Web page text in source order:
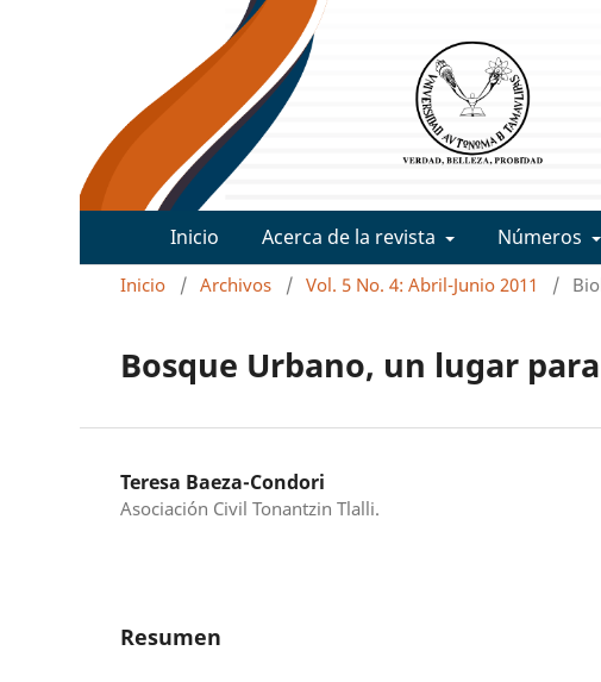
Inicio Acerca de la revista Números
Inicio / Archivos / Vol. 5 No. 4: Abril-Junio 2011 /
Bosque Urbano, un lugar
Teresa Baeza-Condori
Asociación Civil Tonantzin Tlalli.
Resumen